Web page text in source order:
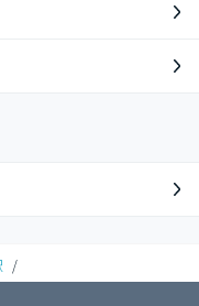
/